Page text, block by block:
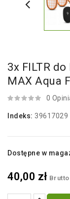
3x FILTR do
MAX Aqua
0
Indeks: 39617029
Dostępne w
40,00 zł Brutto